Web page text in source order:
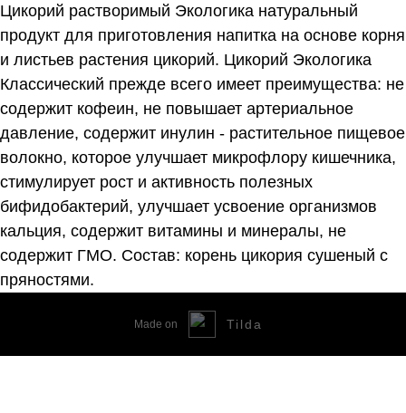
Цикорий растворимый Экологика натуральный
продукт для приготовления напитка на основе корня
и листьев растения цикорий. Цикорий Экологика
Классический прежде всего имеет преимущества: не
содержит кофеин, не повышает артериальное
давление, содержит инулин - растительное пищевое
волокно, которое улучшает микрофлору кишечника,
стимулирует рост и активность полезных
бифидобактерий, улучшает усвоение организмов
кальция, содержит витамины и минералы, не
содержит ГМО. Состав: корень цикория сушеный с
пряностями.
Made on Tilda